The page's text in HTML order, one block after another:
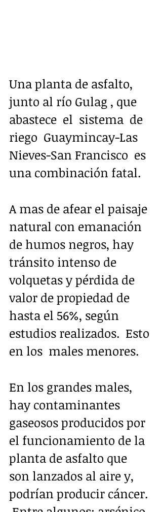
Una planta de asfalto,
junto al río Gulag , que
abastece  el  sistema  de
riego  Guaymincay-Las
Nieves-San Francisco  es
una combinación fatal.
A mas de afear el paisaje
natural con emanación
de humos negros, hay
tránsito intenso de
volquetas y pérdida de
valor de propiedad de
hasta el 56%, según
estudios realizados.  Esto
en los  males menores.
En los grandes males,
hay contaminantes
gaseosos producidos por
el funcionamiento de la
planta de asfalto que
son lanzados al aire y,
podrían producir cáncer.